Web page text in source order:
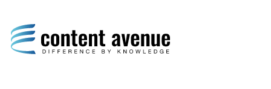
Difference by Knowledge